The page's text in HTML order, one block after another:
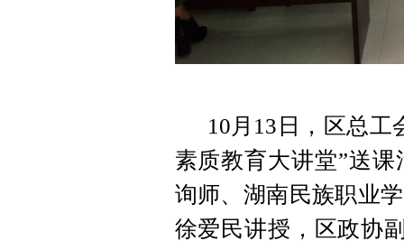
10月13日，区总工
素质教育大讲堂”送
询师、湖南民族职业
徐爱民讲授，区政协